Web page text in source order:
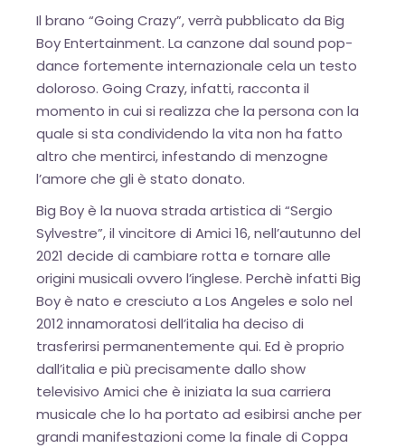
Il brano “Going Crazy”, verrà pubblicato da Big
Boy Entertainment. La canzone dal sound pop-
dance fortemente internazionale cela un testo
doloroso. Going Crazy, infatti, racconta il
momento in cui si realizza che la persona con la
quale si sta condividendo la vita non ha fatto
altro che mentirci, infestando di menzogne
l’amore che gli è stato donato.
Big Boy è la nuova strada artistica di “Sergio
Sylvestre”, il vincitore di Amici 16, nell’autunno del
2021 decide di cambiare rotta e tornare alle
origini musicali ovvero l’inglese. Perchè infatti Big
Boy è nato e cresciuto a Los Angeles e solo nel
2012 innamoratosi dell’italia ha deciso di
trasferirsi permanentemente qui. Ed è proprio
dall’italia e più precisamente dallo show
televisivo Amici che è iniziata la sua carriera
musicale che lo ha portato ad esibirsi anche per
grandi manifestazioni come la finale di Coppa